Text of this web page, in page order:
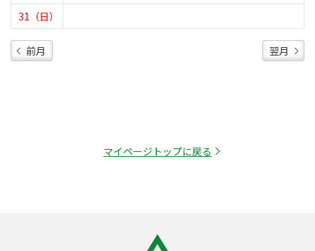
31（日）
前月 翌月
マイページトップに戻る